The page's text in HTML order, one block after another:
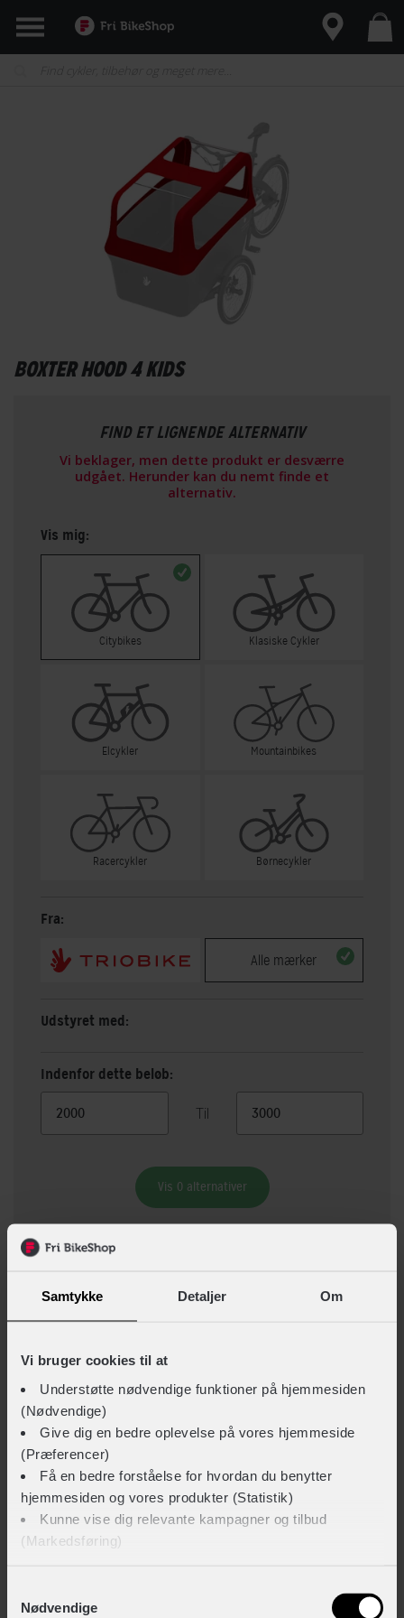
Samtykke Detaljer Om
Vi bruger cookies til at
Understøtte nødvendige funktioner på hjemmesiden
(Nødvendige)
Give dig en bedre oplevelse på vores hjemmeside
(Præferencer)
Få en bedre forståelse for hvordan du benytter
hjemmesiden og vores produkter (Statistik)
Kunne vise dig relevante kampagner og tilbud
(Markedsføring)
cookies til alle disse formål. Du kan også bruge
Nødvendige
BOXTER HOOD 4 KIDS
FIND ET LIGNENDE ALTERNATIV
Vi beklager, men dette produkt er desværre
udgået. Herunder kan du nemt finde et
alternativ.
Vis mig:
Citybikes Klasiske Cykler
Elcykler Mountainbikes
Racercykler Børnecykler
Fra:
Alle mærker
Udstyret med:
Indenfor dette beløb:
Til
Vis 0 alternativer
Beskrivelse
BESKRIVELSE AF TRIOBIKE BOXTER HOOD 4 KIDS
din Triobike Boxter eller Triobike Boxter Air II kan sidde
trygt og tørt, uanset vejret.
Denne kaleche passer til Triobike Boxter og Boxter Air
II med plads til to passagerer.
Se alle produkter fra :